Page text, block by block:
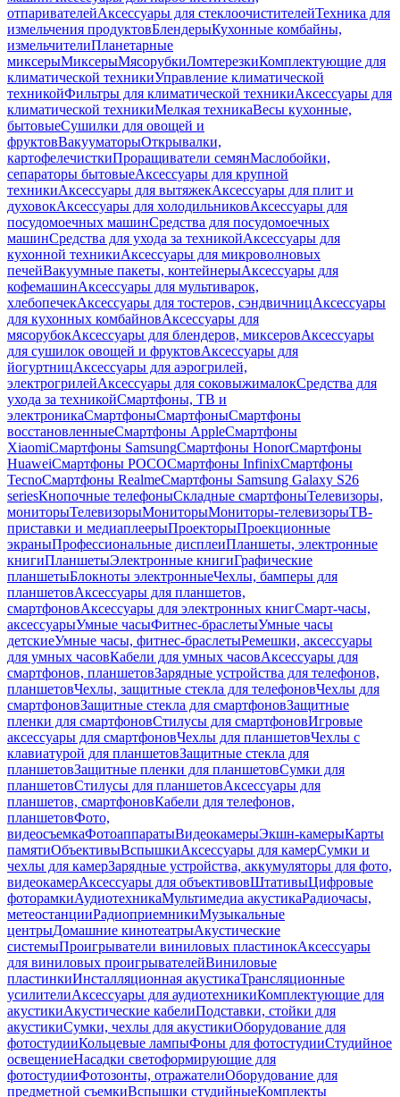
отпаривателейАксессуары для стеклоочистителейТехника для
измельчения продуктовБлендерыКухонные комбайны,
измельчителиПланетарные
миксерыМиксерыМясорубкиЛомтерезкиКомплектующие для
климатической техникиУправление климатической
техникойФильтры для климатической техникиАксессуары для
климатической техникиМелкая техникаВесы кухонные,
бытовыеСушилки для овощей и
фруктовВакууматорыОткрывалки,
картофелечисткиПроращиватели семянМаслобойки,
сепараторы бытовыеАксессуары для крупной
техникиАксессуары для вытяжекАксессуары для плит и
духовокАксессуары для холодильниковАксессуары для
посудомоечных машинСредства для посудомоечных
машинСредства для ухода за техникойАксессуары для
кухонной техникиАксессуары для микроволновых
печейВакуумные пакеты, контейнерыАксессуары для
кофемашинАксессуары для мультиварок,
хлебопечекАксессуары для тостеров, сэндвичницАксессуары
для кухонных комбайновАксессуары для
мясорубокАксессуары для блендеров, миксеровАксессуары
для сушилок овощей и фруктовАксессуары для
йогуртницАксессуары для аэрогрилей,
электрогрилейАксессуары для соковыжималокСредства для
ухода за техникойСмартфоны, ТВ и
электроникаСмартфоныСмартфоныСмартфоны
восстановленныеСмартфоны AppleСмартфоны
XiaomiСмартфоны SamsungСмартфоны HonorСмартфоны
HuaweiСмартфоны POCOСмартфоны InfinixСмартфоны
TecnoСмартфоны RealmeСмартфоны Samsung Galaxy S26
seriesКнопочные телефоныСкладные смартфоныТелевизоры,
мониторыТелевизорыМониторыМониторы-телевизорыТВ-
приставки и медиаплеерыПроекторыПроекционные
экраныПрофессиональные дисплеиПланшеты, электронные
книгиПланшетыЭлектронные книгиГрафические
планшетыБлокноты электронныеЧехлы, бамперы для
планшетовАксессуары для планшетов,
смартфоновАксессуары для электронных книгСмарт-часы,
аксессуарыУмные часыФитнес-браслетыУмные часы
детскиеУмные часы, фитнес-браслетыРемешки, аксессуары
для умных часовКабели для умных часовАксессуары для
смартфонов, планшетовЗарядные устройства для телефонов,
планшетовЧехлы, защитные стекла для телефоновЧехлы для
смартфоновЗащитные стекла для смартфоновЗащитные
пленки для смартфоновСтилусы для смартфоновИгровые
аксессуары для смартфоновЧехлы для планшетовЧехлы с
клавиатурой для планшетовЗащитные стекла для
планшетовЗащитные пленки для планшетовСумки для
планшетовСтилусы для планшетовАксессуары для
планшетов, смартфоновКабели для телефонов,
планшетовФото,
видеосъемкаФотоаппаратыВидеокамерыЭкшн-камерыКарты
памятиОбъективыВспышкиАксессуары для камерСумки и
чехлы для камерЗарядные устройства, аккумуляторы для фото,
видеокамерАксессуары для объективовШтативыЦифровые
фоторамкиАудиотехникаМультимедиа акустикаРадиочасы,
метеостанцииРадиоприемникиМузыкальные
центрыДомашние кинотеатрыАкустические
системыПроигрыватели виниловых пластинокАксессуары
для виниловых проигрывателейВиниловые
пластинкиИнсталляционная акустикаТрансляционные
усилителиАксессуары для аудиотехникиКомплектующие для
акустикиАкустические кабелиПодставки, стойки для
акустикиСумки, чехлы для акустикиОборудование для
фотостудииКольцевые лампыФоны для фотостудииСтудийное
освещениеНасадки светоформирующие для
фотостудииФотозонты, отражателиОборудование для
предметной съемкиВспышки студийныеКомплекты